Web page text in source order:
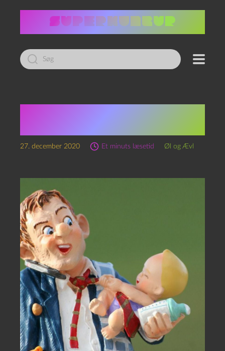
Led
efter:
27. december 2020 Et minuts læsetid Øl og Ævl